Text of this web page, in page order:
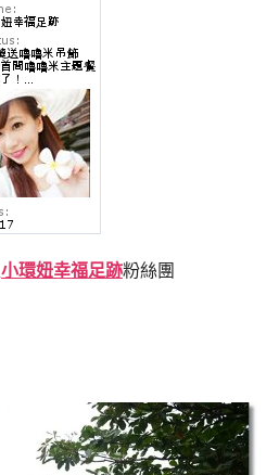
小環妞幸福足跡粉絲團